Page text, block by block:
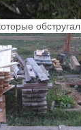
обстругал